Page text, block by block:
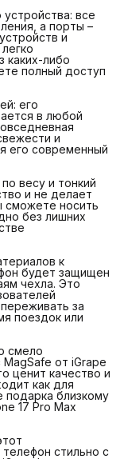
все
а порты –
и
каких-либо
полный доступ
его
в любой
и
его современный
весу и тонкий
и не делает
сможете носить
без лишних
к
будет защищен
чехла. Это
за
поездок или
смело
от iGrape
ценит качество и
как для
подарка близкому
17 Pro Max
стильно с